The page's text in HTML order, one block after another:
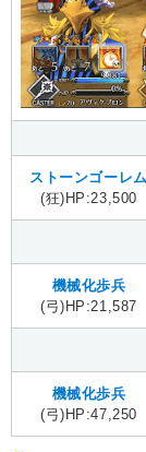
ストーンゴーレム
(狂)HP:23,500
機械化歩兵
(弓)HP:21,587
機械化歩兵
(弓)HP:47,250